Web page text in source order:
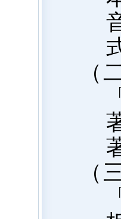
（
（